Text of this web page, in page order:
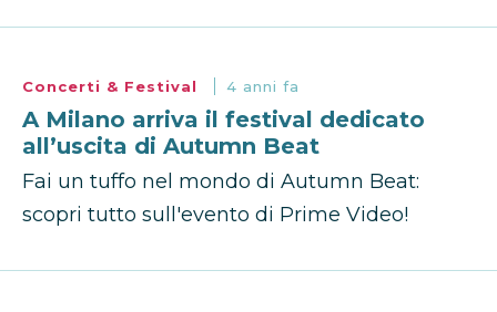
Concerti & Festival 4 anni fa
A Milano arriva il festival dedicato
all’uscita di Autumn Beat
Fai un tuffo nel mondo di Autumn Beat:
scopri tutto sull'evento di Prime Video!